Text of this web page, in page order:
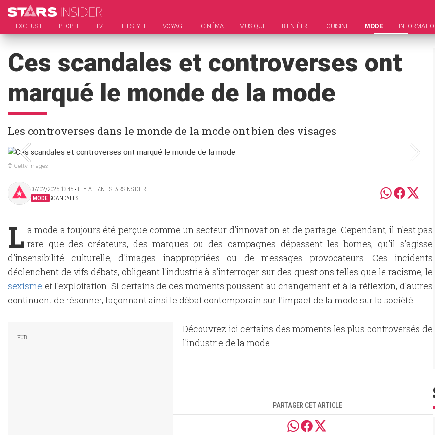
EXCLUSIF PEOPLE TV LIFESTYLE VOYAGE CINÉMA MUSIQUE BIEN-ÊTRE CUISINE MODE
Ces scandales et controverses ont
marqué le monde de la mode
Les controverses dans le monde de la mode ont bien des visages
© Getty Images
07/02/2025 13:45 ‧ IL Y A 1 AN | STARSINSIDER
MODE SCANDALES
L a mode a toujours été perçue comme un secteur d'innovation et de partage. Cependant, il n'est pas
rare que des créateurs, des marques ou des campagnes dépassent les bornes, qu'il s'agisse
d'insensibilité culturelle, d'images inappropriées ou de messages provocateurs. Ces incidents
déclenchent de vifs débats, obligeant l'industrie à s'interroger sur des questions telles que le racisme, le
sexisme et l'exploitation. Si certains de ces moments poussent au changement et à la réflexion, d'autres
continuent de résonner, façonnant ainsi le débat contemporain sur l'impact de la mode sur la société.
Découvrez ici certains des moments les plus controversés de
l'industrie de la mode.
PARTAGER CET ARTICLE